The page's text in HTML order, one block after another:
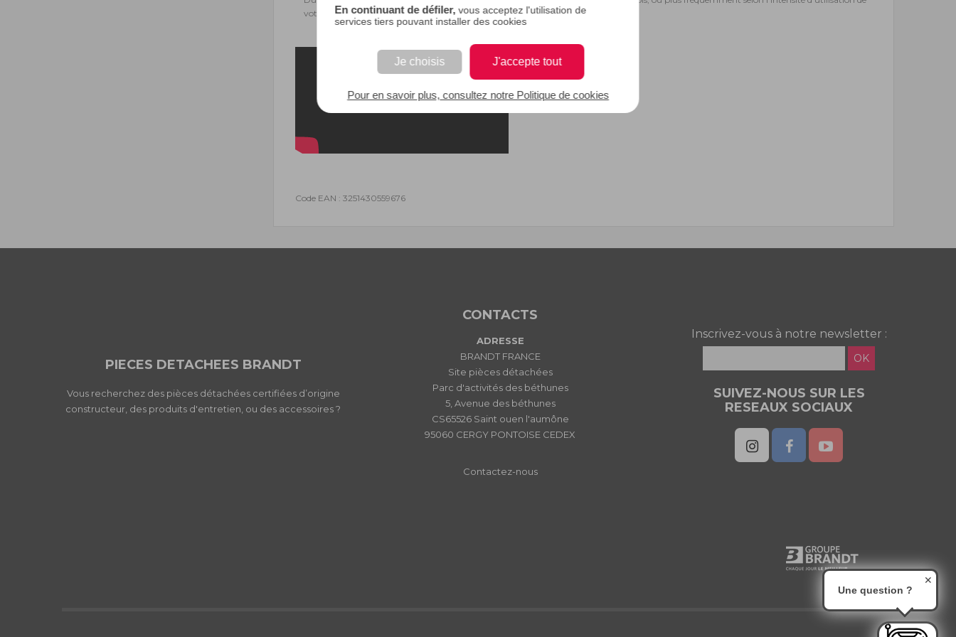
En continuant de défiler, vous acceptez l'utilisation de
services tiers pouvant installer des cookies
Je choisis J'accepte tout
Pour en savoir plus, consultez notre Politique de cookies
votre hotte.
Code EAN : 3251430559676
PIECES DETACHEES BRANDT
Vous recherchez des pièces détachées certifiées d’origine
constructeur, des produits d'entretien, ou des accessoires ?
CONTACTS
ADRESSE
BRANDT FRANCE
Site pièces détachées
Parc d'activités des béthunes
5, Avenue des béthunes
CS65526 Saint ouen l'aumône
95060 CERGY PONTOISE CEDEX
Contactez-nous
Inscrivez-vous à notre newsletter :
OK
SUIVEZ-NOUS SUR LES
RESEAUX SOCIAUX
Une question ?
✕